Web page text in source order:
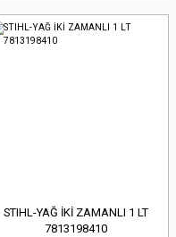
STIHL-YAĞ İKİ ZAMANLI 1 LT
7813198410